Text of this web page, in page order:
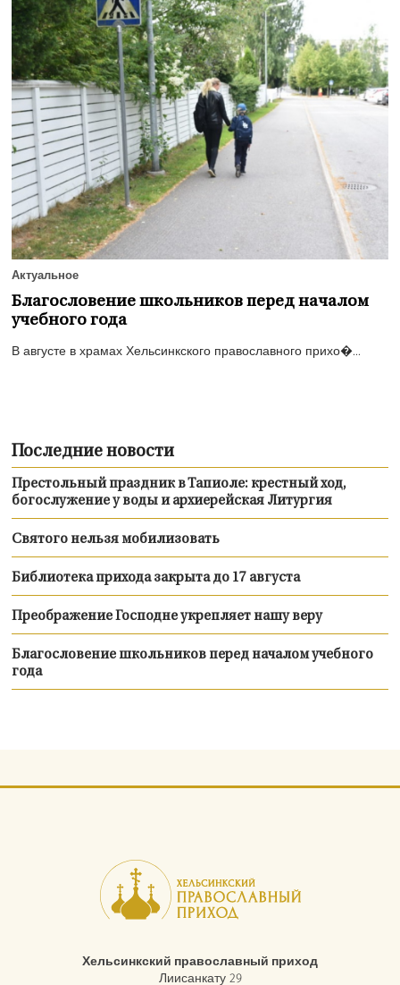
Актуальное
Благословение школьников перед началом
учебного года
В августе в храмах Хельсинкского православного прихо�...
Последние новости
Престольный праздник в Тапиоле: крестный ход,
богослужение у воды и архиерейская Литургия
Святого нельзя мобилизовать
Библиотека прихода закрыта до 17 августа
Преображение Господне укрепляет нашу веру
Благословение школьников перед началом учебного
года
Хельсинкский православный приход
Лиисанкату 29